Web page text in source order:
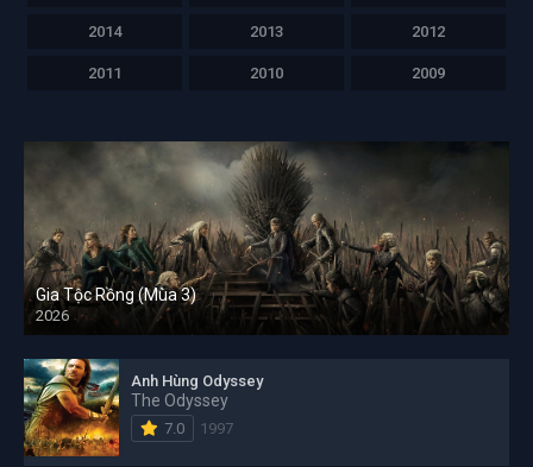
2014 2013 2012
2011 2010 2009
Gia Tộc Rồng (Mùa 3)
2026
Anh Hùng Odyssey
The Odyssey
7.0 1997